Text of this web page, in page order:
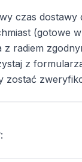
czas dostawy
(gotowe
z radiem
z
zostać